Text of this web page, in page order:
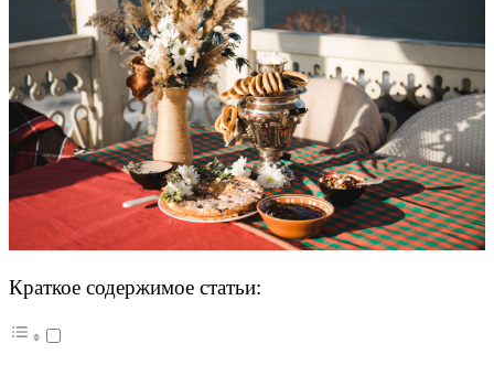
Краткое содержимое статьи: